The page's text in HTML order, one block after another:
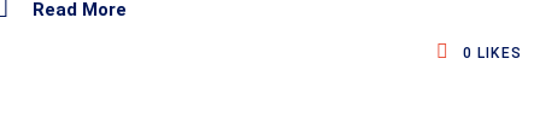
Read More
0 LIKES